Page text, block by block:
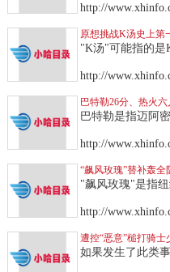
http://
原想挑战K汤史上第
"K汤"可能指的是
http://
巴特勒26分、热火
巴特勒是指迈阿
http://
“飙风玫瑰”替补轰
"飙风玫瑰"是指
http://
遭控“恶意”槌打骑
如果发生了此类